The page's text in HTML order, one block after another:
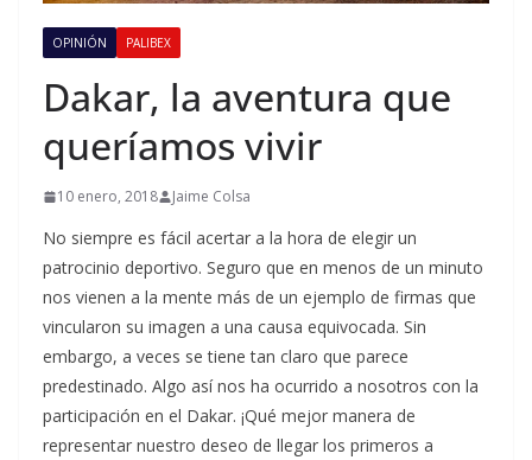
OPINIÓN PALIBEX
Dakar, la aventura que
queríamos vivir
10 enero, 2018 Jaime Colsa
No siempre es fácil acertar a la hora de elegir un
patrocinio deportivo. Seguro que en menos de un minuto
nos vienen a la mente más de un ejemplo de firmas que
vincularon su imagen a una causa equivocada. Sin
embargo, a veces se tiene tan claro que parece
predestinado. Algo así nos ha ocurrido a nosotros con la
participación en el Dakar. ¡Qué mejor manera de
representar nuestro deseo de llegar los primeros a